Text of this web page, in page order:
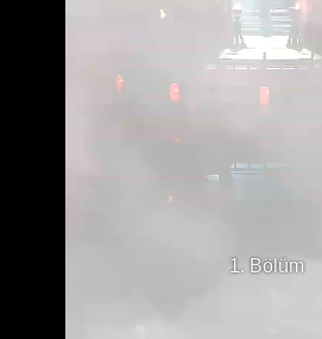
1. Bölüm